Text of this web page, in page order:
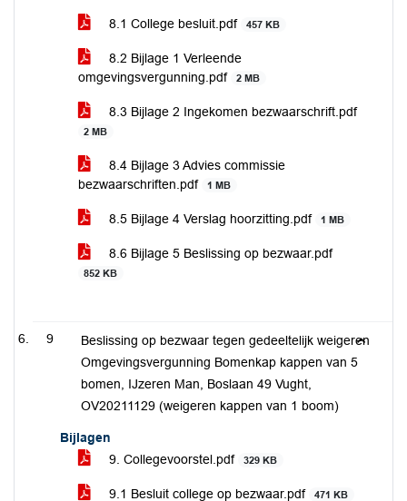
8.1 College besluit.pdf 457 KB
8.2 Bijlage 1 Verleende
omgevingsvergunning.pdf
2 MB
8.3 Bijlage 2 Ingekomen bezwaarschrift.pdf
2 MB
8.4 Bijlage 3 Advies commissie
bezwaarschriften.pdf
1 MB
8.5 Bijlage 4 Verslag hoorzitting.pdf 1 MB
8.6 Bijlage 5 Beslissing op bezwaar.pdf
852 KB
9
Beslissing op bezwaar tegen gedeeltelijk weigeren
Omgevingsvergunning Bomenkap kappen van 5
bomen, IJzeren Man, Boslaan 49 Vught,
OV20211129 (weigeren kappen van 1 boom)
Bijlagen
9. Collegevoorstel.pdf
329 KB
9.1 Besluit college op bezwaar.pdf 471 KB